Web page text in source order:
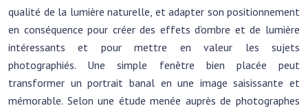
qualité de la lumière naturelle, et adapter son positionnement
en conséquence pour créer des effets d’ombre et de lumière
intéressants et pour mettre en valeur les sujets
photographiés. Une simple fenêtre bien placée peut
transformer un portrait banal en une image saisissante et
mémorable. Selon une étude menée auprès de photographes